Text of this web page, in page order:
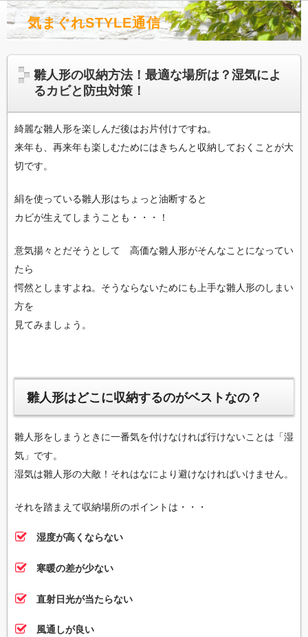
気まぐれSTYLE通信
雛人形の収納方法！最適な場所は？湿気によ
るカビと防虫対策！
綺麗な雛人形を楽しんだ後はお片付けですね。
来年も、再来年も楽しむためにはきちんと収納しておくことが大
切です。
絹を使っている雛人形はちょっと油断すると
カビが生えてしまうことも・・・！
意気揚々とだそうとして 高価な雛人形がそんなことになってい
たら
愕然としますよね。そうならないためにも上手な雛人形のしまい
方を
見てみましょう。
雛人形はどこに収納するのがベストなの？
雛人形をしまうときに一番気を付けなければ行けないことは「湿
気」です。
湿気は雛人形の大敵！それはなにより避けなければいけません。
それを踏まえて収納場所のポイントは・・・
湿度が高くならない
寒暖の差が少ない
直射日光が当たらない
風通しが良い